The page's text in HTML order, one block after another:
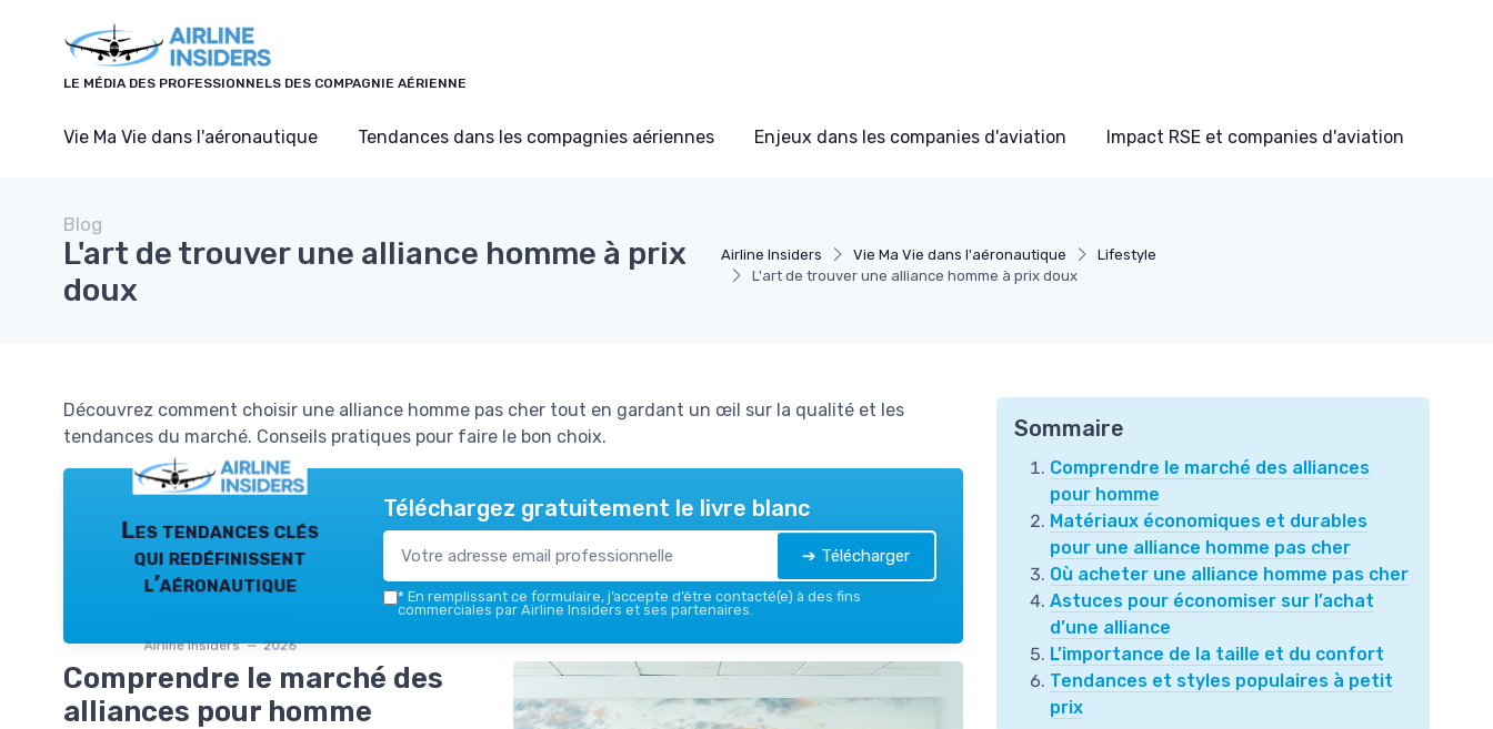
LE MÉDIA DES PROFESSIONNELS DES COMPAGNIE AÉRIENNE
Vie Ma Vie dans l'aéronautique Tendances dans les compagnies aériennes Enjeux dans les companies d'aviation Impact RSE et companies d'aviation
Airline Insiders Vie Ma Vie dans l'aéronautique
Lifestyle
L'art de trouver une alliance homme à prix doux
Blog
L'art de trouver une alliance homme à prix
doux
Découvrez comment choisir une alliance homme pas cher tout en gardant un œil sur la qualité et les
tendances du marché. Conseils pratiques pour faire le bon choix.
Les tendances clés
qui redéfinissent
l’aéronautique
Airline Insiders — 2026
Téléchargez gratuitement le livre blanc
➔ Télécharger
* En remplissant ce formulaire, j’accepte d’être contacté(e) à des fins
commerciales par Airline Insiders et ses partenaires.
Comprendre le marché des
alliances pour homme
Sommaire
Comprendre le marché des alliances
pour homme
Matériaux économiques et durables
pour une alliance homme pas cher
Où acheter une alliance homme pas cher
Astuces pour économiser sur l’achat
d’une alliance
L’importance de la taille et du confort
Tendances et styles populaires à petit
prix